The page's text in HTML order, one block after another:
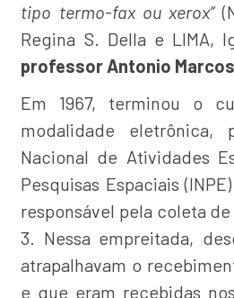
tipo termo-fax ou xerox”
Regina S. Della e LIMA,
professor Antonio
Em 1967, terminou o
modalidade eletrônica,
Nacional de Atividades
Pesquisas Espaciais
responsável pela coleta
3. Nessa empreitada,
atrapalhavam o
e que eram recebidas